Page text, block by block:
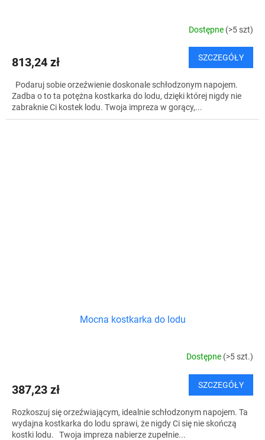
Dostępne (>5 szt)
813,24 zł SZCZEGÓŁY
Podaruj sobie orzeźwienie doskonale schłodzonym napojem.
Zadba o to ta potężna kostkarka do lodu, dzięki której nigdy nie
zabraknie Ci kostek lodu. Twoja impreza w gorący,...
Mocna kostkarka do lodu
Dostępne (>5 szt.)
387,23 zł SZCZEGÓŁY
Rozkoszuj się orzeźwiającym, idealnie schłodzonym napojem. Ta
wydajna kostkarka do lodu sprawi, że nigdy Ci się nie skończą
kostki lodu. Twoja impreza nabierze zupełnie...